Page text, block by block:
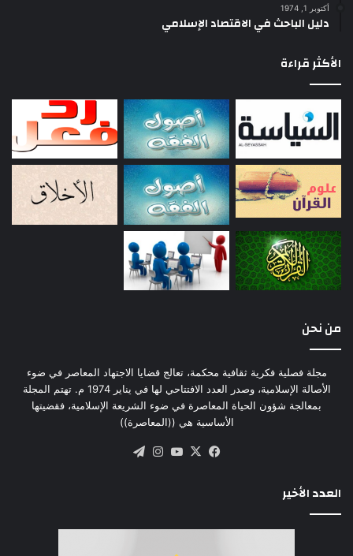
أكتوبر 1, 1974
دليل الباحث في الاقتصاد الإسلامي
الأكثر قراءة
من نحن
مجلة فصلية فكرية ثقافية محكمة، تعالج قضايا الاجتهاد المعاصر في ضوء
الأصالة الإسلامية، وصدر العدد الافتتاحي لها في يناير 1974 م. تهتم المجلة
بمعالجة شؤون الحياة المعاصرة في ضوء الشريعة الإسلامية، فقضيتها
الأساسية هي ((المعاصرة))
فيسبوك
‫X
‫YouTube
انستقرام
العدد الأخير